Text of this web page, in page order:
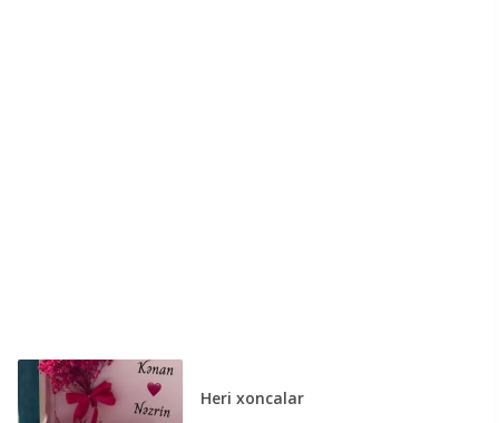
Heri xoncalar